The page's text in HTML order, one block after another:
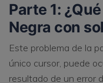
Parte 1:
Negra con
Este problema de la
único cursor, puede
resultado de un error